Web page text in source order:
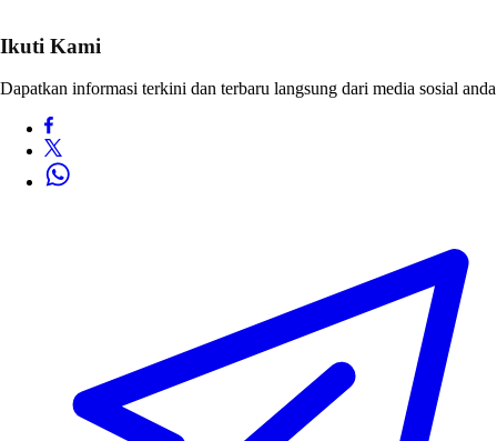
Ikuti Kami
Dapatkan informasi terkini dan terbaru langsung dari media sosial anda